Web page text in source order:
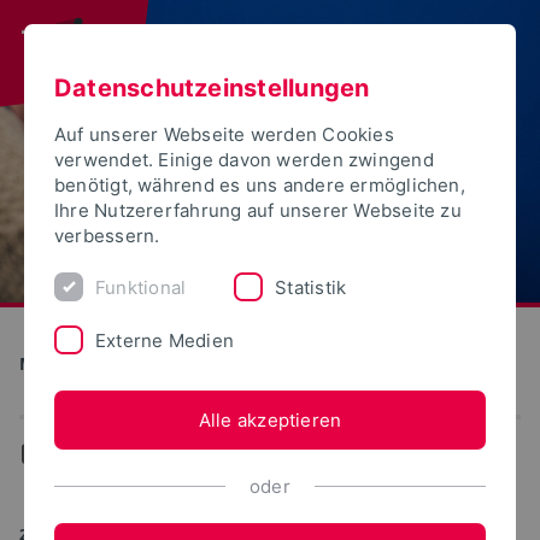
Medien und Kultur
... Aktuelles
28.05.2024
Datenschutzeinstellungen
Auf unserer Webseite werden Cookies
verwendet. Einige davon werden zwingend
benötigt, während es uns andere ermöglichen,
Ihre Nutzererfahrung auf unserer Webseite zu
verbessern.
Funktional Statistik
Externe Medien
Alle akzeptieren
oder